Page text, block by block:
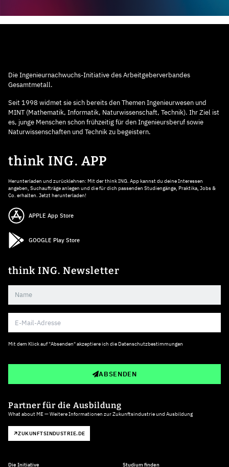
Die Ingenieurnachwuchs-Initiative des Arbeitgeberverbandes
Gesamtmetall.
Seit 1998 widmet sie sich bereits den Themen Ingenieurwesen und
MINT (Mathematik, Informatik, Naturwissenschaft, Technik). Ihr Ziel ist
es, junge Menschen schon frühzeitig für den Ingenieursberuf sowie
Naturwissenschaften und Technik zu begeistern.
think ING. APP
Herunterladen und zurücklehnen: Mit der think ING. App kannst du deine Interessen
angeben, Suchaufträge anlegen und die für dich passenden Studiengänge, Praktika, Jobs &
Co. erhalten. Jetzt herunterladen!
APPLE App Store
GOOGLE Play Store
think ING. Newsletter
Mit dem Klick auf "Absenden" akzeptiere ich die Datenschutzbestimmungen
ABSENDEN
Partner für die Ausbildung
What about ME — Weitere Informationen zur Zukunftsindustrie und Ausbildung
ZUKUNFTSINDUSTRIE.DE
Die Initiative Studium finden